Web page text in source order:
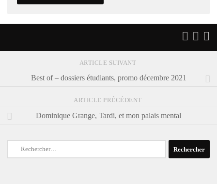
ARTICLE SUIVANT
Best of – dossiers étudiants, promo décembre 2021
ARTICLE PRÉCÉDENT
Dominique Grange, Tardi, et mon palais mental
Rechercher :